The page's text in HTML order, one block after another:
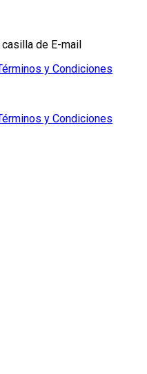
de E-mail
y Condiciones
y Condiciones